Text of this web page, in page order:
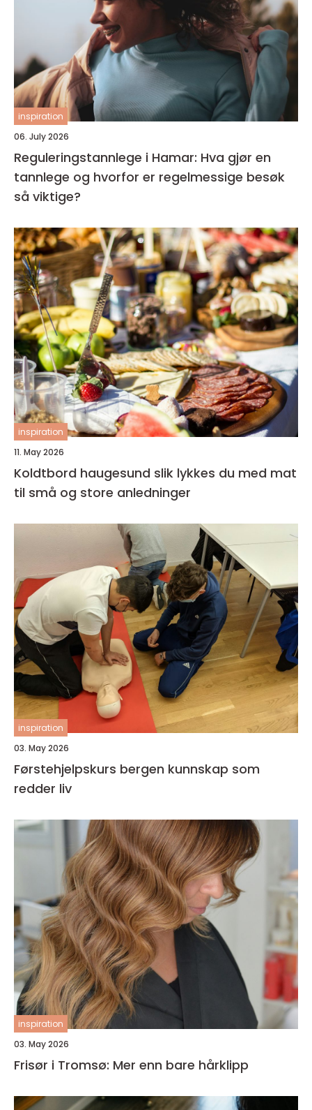
inspiration
06. July 2026
Reguleringstannlege i Hamar: Hva gjør en
tannlege og hvorfor er regelmessige besøk
så viktige?
inspiration
11. May 2026
Koldtbord haugesund slik lykkes du med mat
til små og store anledninger
inspiration
03. May 2026
Førstehjelpskurs bergen kunnskap som
redder liv
inspiration
03. May 2026
Frisør i Tromsø: Mer enn bare hårklipp